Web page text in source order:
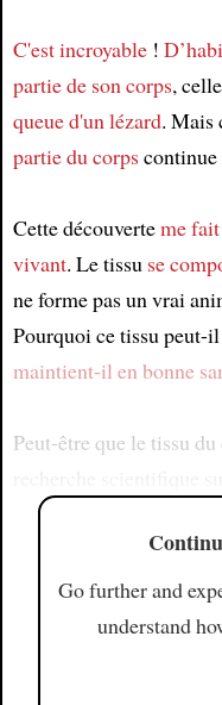
C'est incroyable!
partie de son corps,
queue d'un lézard. Mais
partie du corpscontinue
Cette découverteme
vivant. Le tissu se
ne forme pas un vrai
Pourquoi ce tissu peut-
maintient-il en bonne
Peut-être que le tissu
Go further and
understand